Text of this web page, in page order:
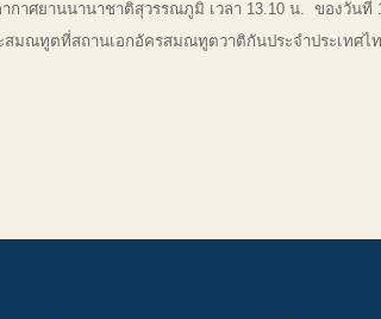
าศยานนานาชาติสุวรรณภูมิ เวลา 13.10 น. ของวันที่
มณทูตที่สถานเอกอัครสมณทูตวาติกันประจำประเทศไ